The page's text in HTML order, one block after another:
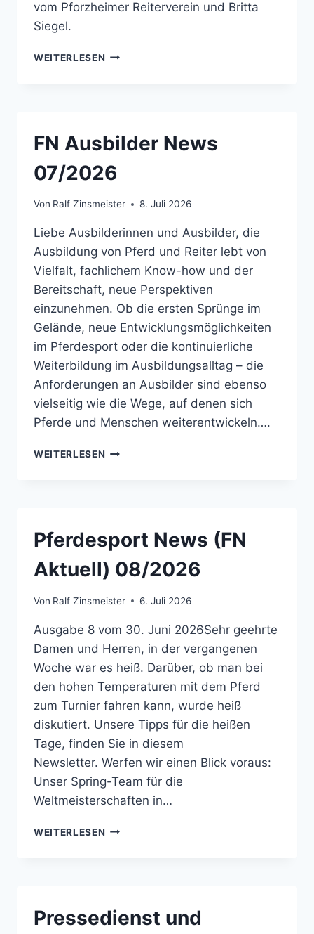
vom Pforzheimer Reiterverein und Britta
Siegel.
WEITERLESEN BADISCHE
FN Ausbilder News
07/2026
Von Ralf Zinsmeister 8. Juli 2026
Liebe Ausbilderinnen und Ausbilder, die
Ausbildung von Pferd und Reiter lebt von
Vielfalt, fachlichem Know-how und der
Bereitschaft, neue Perspektiven
einzunehmen. Ob die ersten Sprünge im
Gelände, neue Entwicklungsmöglichkeiten
im Pferdesport oder die kontinuierliche
Weiterbildung im Ausbildungsalltag – die
Anforderungen an Ausbilder sind ebenso
vielseitig wie die Wege, auf denen sich
Pferde und Menschen weiterentwickeln….
WEITERLESEN FN
Pferdesport News (FN
Aktuell) 08/2026
Von Ralf Zinsmeister 6. Juli 2026
Ausgabe 8 vom 30. Juni 2026Sehr geehrte
Damen und Herren, in der vergangenen
Woche war es heiß. Darüber, ob man bei
den hohen Temperaturen mit dem Pferd
zum Turnier fahren kann, wurde heiß
diskutiert. Unsere Tipps für die heißen
Tage, finden Sie in diesem
Newsletter. Werfen wir einen Blick voraus:
Unser Spring-Team für die
Weltmeisterschaften in…
WEITERLESEN PFERDESPORT
Pressedienst und